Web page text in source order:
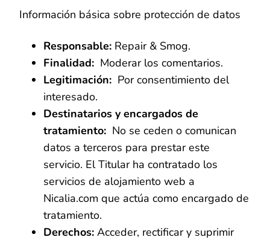
Información básica sobre protección de datos
Responsable: Repair & Smog.
Finalidad: Moderar los comentarios.
Legitimación: Por consentimiento del
interesado.
Destinatarios y encargados de
tratamiento: No se ceden o comunican
datos a terceros para prestar este
servicio. El Titular ha contratado los
servicios de alojamiento web a
Nicalia.com que actúa como encargado de
tratamiento.
Derechos: Acceder, rectificar y suprimir